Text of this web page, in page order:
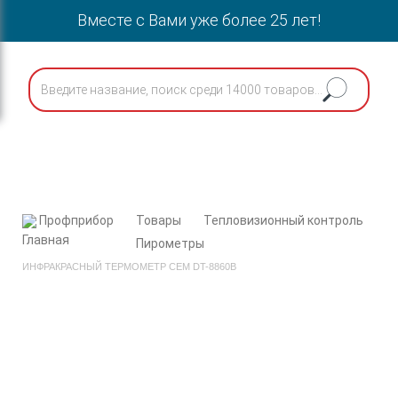
Вместе с Вами уже более 25 лет!
Профприбор Товары
Тепловизионный контроль
Пирометры
ИНФРАКРАСНЫЙ ТЕРМОМЕТР СЕМ DT-8860B